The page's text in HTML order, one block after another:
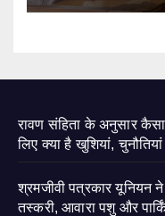
रावण संहिता के अनुसार
लिए क्या है खुशियां,
श्रमजीवी पत्रकार यूनियन
तस्करी, आवारा पशु और